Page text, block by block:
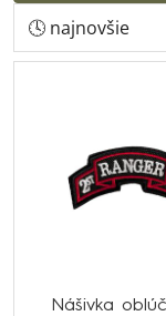
Nášivka